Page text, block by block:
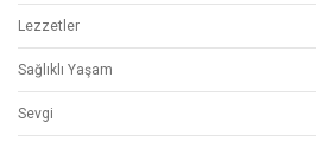
Lezzetler
Sağlıklı Yaşam
Sevgi